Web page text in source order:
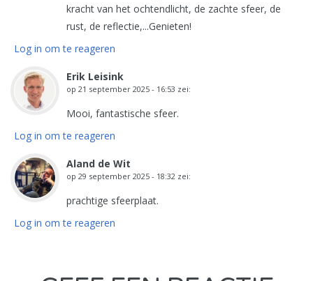
kracht van het ochtendlicht, de zachte sfeer, de
rust, de reflectie,...Genieten!
Log in om te reageren
Erik Leisink
op 21 september 2025 - 16:53 zei:
Mooi, fantastische sfeer.
Log in om te reageren
Aland de Wit
op 29 september 2025 - 18:32 zei:
prachtige sfeerplaat.
Log in om te reageren